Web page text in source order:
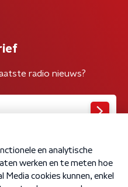
radio nieuws?